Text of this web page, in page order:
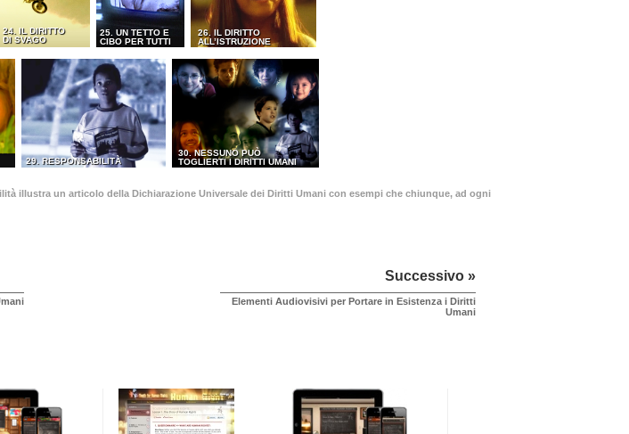
24. IL DIRITTO
DI SVAGO
25. UN TETTO E
CIBO PER TUTTI
26. IL DIRITTO
ALL’ISTRUZIONE
29. RESPONSABILITÀ
30. NESSUNO PUÒ
TOGLIERTI I DIRITTI UMANI
illustra un articolo della Dichiarazione Universale dei Diritti Umani con esempi che chiunque, ad ogni
Successivo »
Elementi Audiovisivi per Portare in Esistenza i Diritti
Umani